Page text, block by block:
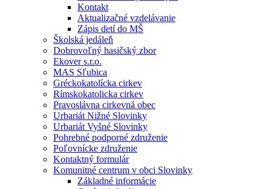
Kontakt
Aktualizačné vzdelávanie
Zápis detí do MŠ
Školská jedáleň
Dobrovoľný hasičský zbor
Ekover s.r.o.
MAS Sľubica
Gréckokatolícka cirkev
Rímskokatolicka cirkev
Pravoslávna cirkevná obec
Urbariát Nižné Slovinky
Urbariát Vyšné Slovinky
Pohrebné podporné združenie
Poľovnícke združenie
Kontaktný formulár
Komunitné centrum v obci Slovinky
Základné informácie